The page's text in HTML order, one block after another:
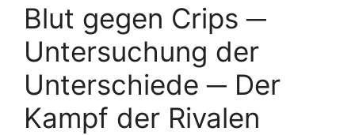
Blut gegen Crips ─
Untersuchung der
Unterschiede ─ Der
Kampf der Rivalen